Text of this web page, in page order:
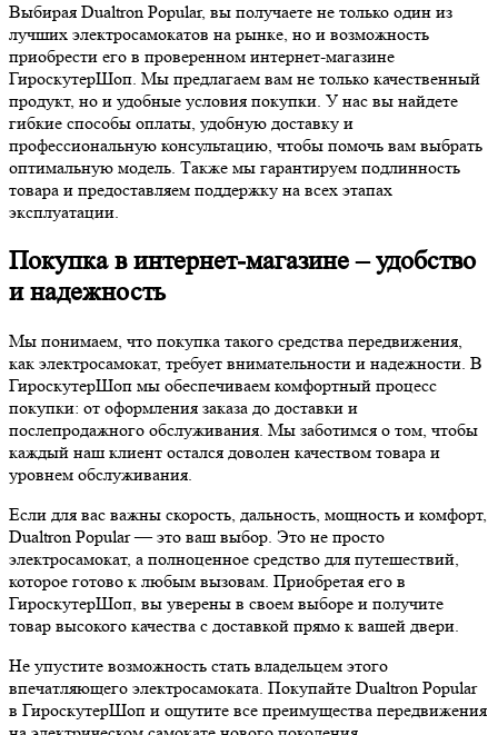
Выбирая Dualtron Popular, вы получаете не только один из
лучших электросамокатов на рынке, но и возможность
приобрести его в проверенном интернет-магазине
ГироскутерШоп. Мы предлагаем вам не только качественный
продукт, но и удобные условия покупки. У нас вы найдете
гибкие способы оплаты, удобную доставку и
профессиональную консультацию, чтобы помочь вам выбрать
оптимальную модель. Также мы гарантируем подлинность
товара и предоставляем поддержку на всех этапах
эксплуатации.
Покупка в интернет-магазине – удобство
и надежность
Мы понимаем, что покупка такого средства передвижения,
как электросамокат, требует внимательности и надежности. В
ГироскутерШоп мы обеспечиваем комфортный процесс
покупки: от оформления заказа до доставки и
послепродажного обслуживания. Мы заботимся о том, чтобы
каждый наш клиент остался доволен качеством товара и
уровнем обслуживания.
Если для вас важны скорость, дальность, мощность и комфорт,
Dualtron Popular — это ваш выбор. Это не просто
электросамокат, а полноценное средство для путешествий,
которое готово к любым вызовам. Приобретая его в
ГироскутерШоп, вы уверены в своем выборе и получите
товар высокого качества с доставкой прямо к вашей двери.
Не упустите возможность стать владельцем этого
впечатляющего электросамоката. Покупайте Dualtron Popular
в ГироскутерШоп и ощутите все преимущества передвижения